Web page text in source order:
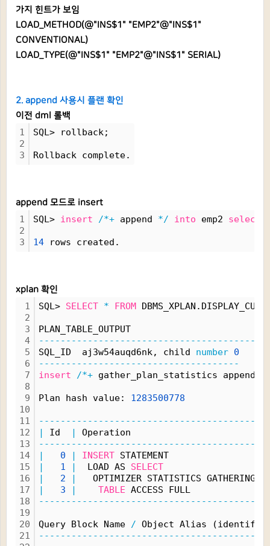
가지 힌트가 보임
LOAD_METHOD(@"INS$1" "EMP2"@"INS$1"
CONVENTIONAL)
LOAD_TYPE(@"INS$1" "EMP2"@"INS$1" SERIAL)
2. append 사용시 플랜 확인
이전 dml 롤백
1
2
3
SQL> rollback;
Rollback complete.
append 모드로 insert
1
2
3
SQL> insert /*+ append */ into emp2 select
14 rows created.
xplan 확인
1
2
3
4
5
6
7
8
9
10
11
12
13
14
15
16
17
18
19
20
21
SQL> SELECT * FROM
PLAN_TABLE_OUTPUT
SQL_ID  aj3w54auqd6nk, child number 0
-------------------------------------
insert
/*+ gather_plan_statistics append
Plan hash value: 1283500778
|
Id | Operation
|
0 | INSERT STATEMENT
|
1 | LOAD AS SELECT
|
2 | OPTIMIZER STATISTICS GATHERING
|
3 | TABLE ACCESS FULL
Query Block Name / Object Alias